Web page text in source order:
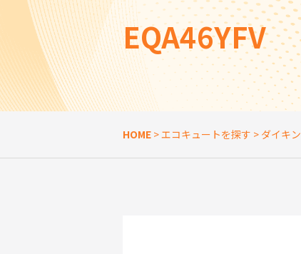
エコキュートを探す
お役立ち情報
お客様の声
よくある質問
SNSアカウント
EQA46YFV
HOME >エコキュートを探す > ダイキン